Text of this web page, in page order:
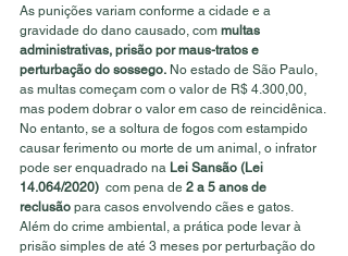
As punições variam conforme a cidade e a
gravidade do dano causado, com multas
administrativas, prisão por maus-tratos e
perturbação do sossego. No estado de São Paulo,
as multas começam com o valor de R$ 4.300,00,
mas podem dobrar o valor em caso de reincidênica.
No entanto, se a soltura de fogos com estampido
causar ferimento ou morte de um animal, o infrator
pode ser enquadrado na Lei Sansão (Lei
14.064/2020) com pena de 2 a 5 anos de
reclusão para casos envolvendo cães e gatos.
Além do crime ambiental, a prática pode levar à
prisão simples de até 3 meses por perturbação do